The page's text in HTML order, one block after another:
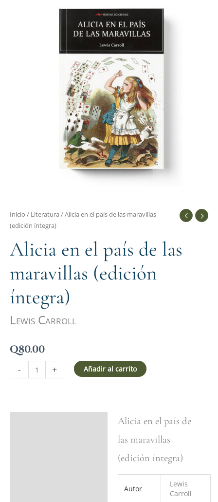
Inicio / Literatura / Alicia en el país de las maravillas
(edición íntegra)
Alicia en el país de las
maravillas (edición
íntegra)
Lewis Carroll
Q80.00
- + Añadir al carrito
Alicia en el país de
las maravillas
(edición íntegra)
Autor
Lewis
Carroll